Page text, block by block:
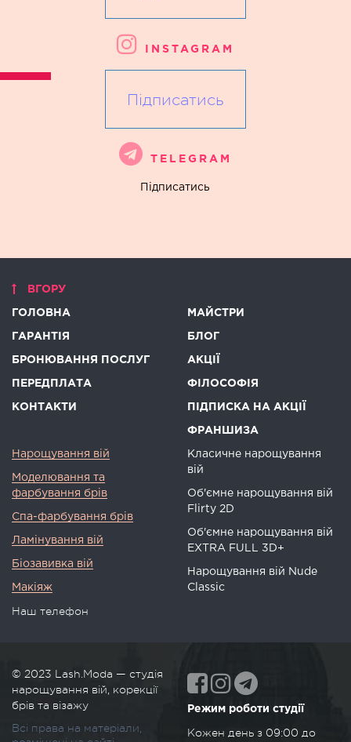
INSTAGRAM
Підписатись
TELEGRAM
Підписатись
ВГОРУ
ГОЛОВНА
ГАРАНТІЯ
БРОНЮВАННЯ ПОСЛУГ
ПЕРЕДПЛАТА
КОНТАКТИ
МАЙСТРИ
БЛОГ
АКЦІЇ
ФІЛОСОФІЯ
ПІДПИСКА НА АКЦІЇ
ФРАНШИЗА
Нарощування вій
Моделювання та
фарбування брів
Спа-фарбування брів
Ламінування вій
Біозавивка вій
Макіяж
Класичне нарощування
вій
Об'ємне нарощування вій
Flirty 2D
Об'ємне нарощування вій
EXTRA FULL 3D+
Нарощування вій Nude
Classic
Наш телефон
© 2023 Lash.Moda — студія
нарощування вій, корекції
брів та візажу
Всі права на матеріали,
Режим роботи студії
Кожен день з 09:00 до